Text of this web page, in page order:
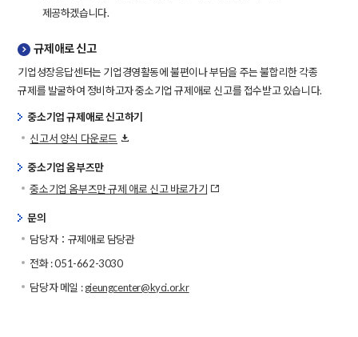
제공하겠습니다.
규제애로 신고
기업성장응답센터는 기업경영활동에 불편이나 부담을 주는 불합리한 각종
규제를 발굴하여 정비하고자 중소기업 규제애로 신고를 접수받고 있습니다.
중소기업 규제애로 신고하기
신고서 양식 다운로드
중소기업 옴부즈만
중소기업 옴부즈만 규제 애로 신고 바로가기
문의
담당자：규제애로 담당관
전화 : 051-662-3030
담당자 메일 :gieungcenter@kyci.or.kr